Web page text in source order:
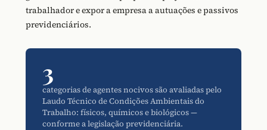
trabalhador e expor a empresa a autuações e passivos
previdenciários.
3
categorias de agentes nocivos são avaliadas pelo
Laudo Técnico de Condições Ambientais do
Trabalho: físicos, químicos e biológicos —
conforme a legislação previdenciária.